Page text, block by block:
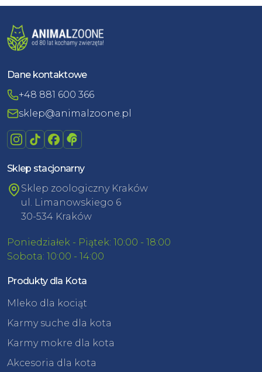
Dane kontaktowe
+48 881 600 366
sklep@animalzoone.pl
Sklep stacjonarny
Sklep zoologiczny Kraków
ul. Limanowskiego 6
30-534 Kraków
Poniedziałek - Piątek: 10:00 - 18:00
Sobota: 10:00 - 14:00
Produkty dla Kota
Mleko dla kociąt
Karmy suche dla kota
Karmy mokre dla kota
Akcesoria dla kota